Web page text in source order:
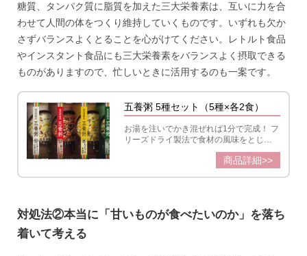
糖質、タンパク質に脂質を加えた三大栄養素は、互いに力を合
わせて人間の体をつくり維持していくものです。いずれも欠か
さずバランスよくとることを心がけてください。レトルト食品
やインスタント食品にも三大栄養素をバランスよく摂取できる
ものがありますので、忙しいときに活用するのも一案です。
五養粥 5種セット（5種×各2食）
お湯を注いでかき混ぜれば1分で完成！ フ
リーズドライ製法で食材の風味をとじこ
め、健康素材と野菜をしっかり手軽に美
味しくとることができます。商品詳細>>
対処法②本当に「甘いものが食べたいのか」を落ち
着いて考える